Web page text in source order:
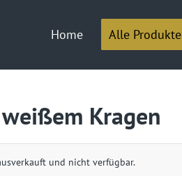
Home Alle Produkte
Kragen
und nicht verfügbar.